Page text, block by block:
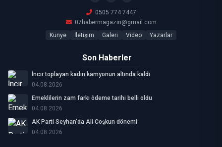
0505 774 7447
07habermagazin@gmail.com
Künye
İletişim Galeri Video Yazarlar
Son Haberler
İncir toplayan kadın kamyonun altında kaldı
04.08.2026
Emeklilerin zam farkı ödeme tarihi belli oldu
04.08.2026
AK Parti Seyhan’da Ali Coşkun dönemi
04.08.2026